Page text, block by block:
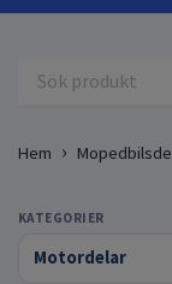
Hem
KATEGORIER
Motordelar